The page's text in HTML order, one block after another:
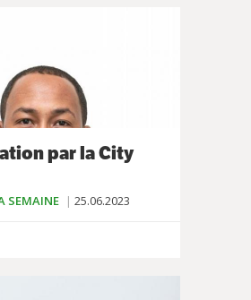
par la City
SEMAINE 25.06.2023